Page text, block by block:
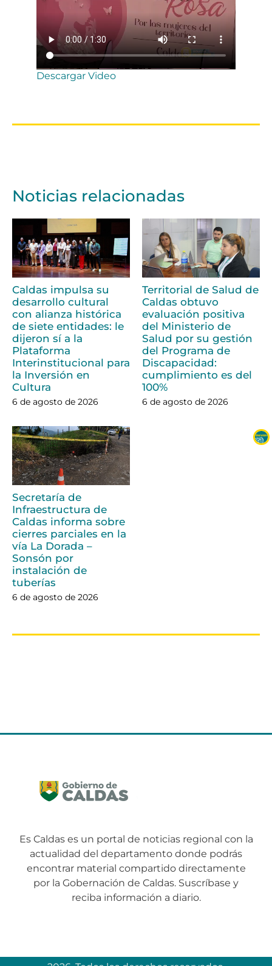
Descargar Video
Noticias relacionadas
Caldas impulsa su
desarrollo cultural
con alianza histórica
de siete entidades: le
dijeron sí a la
Plataforma
Interinstitucional para
la Inversión en
Cultura
6 de agosto de 2026
Territorial de Salud de
Caldas obtuvo
evaluación positiva
del Ministerio de
Salud por su gestión
del Programa de
Discapacidad:
cumplimiento es del
100%
6 de agosto de 2026
Secretaría de
Infraestructura de
Caldas informa sobre
cierres parciales en la
vía La Dorada –
Sonsón por
instalación de
tuberías
6 de agosto de 2026
Es Caldas es un portal de noticias regional con la
actualidad del departamento donde podrás
encontrar material compartido directamente
por la Gobernación de Caldas. Suscríbase y
reciba información a diario.